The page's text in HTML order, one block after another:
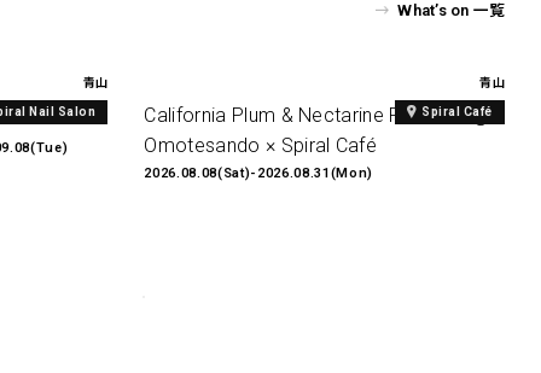
青山
Nail Salon
Print
青山
Spiral Café
California Plum & Nectarine Fair2026 @
Omotesando × Spiral Café
2026.08.08(Sat)-2026.08.31(Mon)
What’s on 一覧